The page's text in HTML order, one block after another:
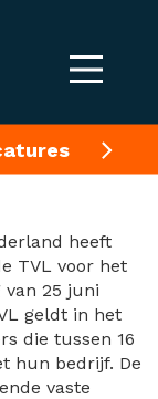
heeft
TVL voor het
van 25 juni
geldt in het
die tussen 16
hun bedrijf. De
vaste